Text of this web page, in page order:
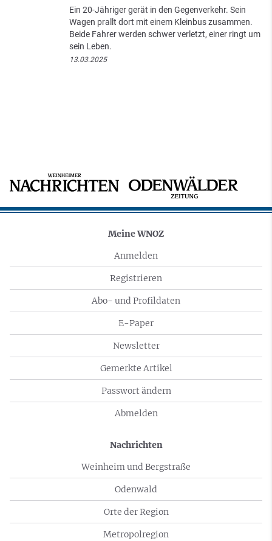
Ein 20-Jähriger gerät in den Gegenverkehr. Sein
Wagen prallt dort mit einem Kleinbus zusammen.
Beide Fahrer werden schwer verletzt, einer ringt um
sein Leben.
13.03.2025
Meine WNOZ
Anmelden
Registrieren
Abo- und Profildaten
E-Paper
Newsletter
Gemerkte Artikel
Passwort ändern
Abmelden
Nachrichten
Weinheim und Bergstraße
Odenwald
Orte der Region
Metropolregion